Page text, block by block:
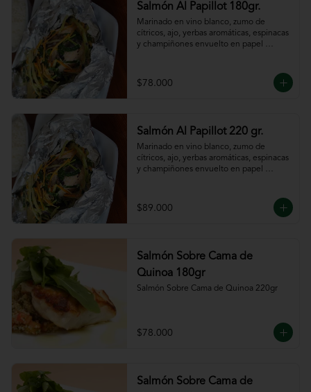
Salmón Al Papillot 180gr.
Marinado en vino blanco, zumo de
cítricos, ajo, yerbas aromáticas, espinacas
y champiñones envuelto en papel
$78.000
Salmón Al Papillot 220 gr.
Marinado en vino blanco, zumo de
cítricos, ajo, yerbas aromáticas, espinacas
y champiñones envuelto en papel
$89.000
Salmón Sobre Cama de
Quinoa 180gr
Salmón Sobre Cama de Quinoa 220gr
$78.000
Salmón Sobre Cama de